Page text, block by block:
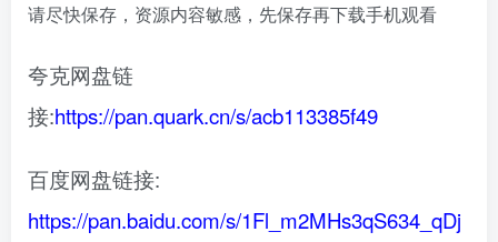
请尽快保存，资源内容敏感，先保存再下载手机观看
夸克网盘链
接:https://pan.quark.cn/s/acb113385f49
百度网盘链接:
https://pan.baidu.com/s/1Fl_m2MHs3qS634_qDj